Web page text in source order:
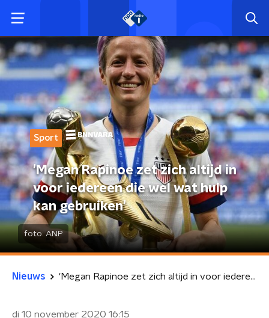
Sport
'Megan Rapinoe zet zich altijd in
voor iedereen die wel wat hulp
kan gebruiken'
foto:ANP
Nieuws 'Megan Rapinoe zet zich altijd in voor iedereen die wel wat hulp kan gebruiken'
di 10 november 2020 16:15